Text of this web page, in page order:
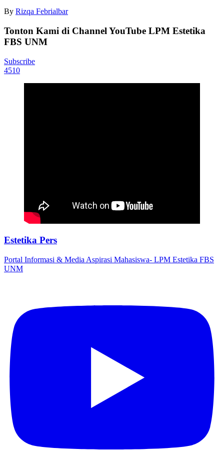
By Rizqa Febrialbar
Tonton Kami di Channel YouTube LPM Estetika
FBS UNM
Subscribe
4510
Estetika Pers
Portal Informasi & Media Aspirasi Mahasiswa- LPM Estetika FBS
UNM